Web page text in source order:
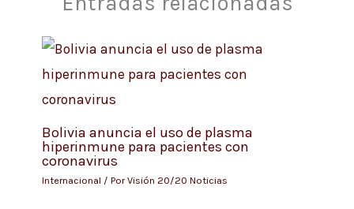
Bolivia anuncia el uso de plasma
hiperinmune para pacientes con
coronavirus
Internacional / PorVisión 20/20 Noticias